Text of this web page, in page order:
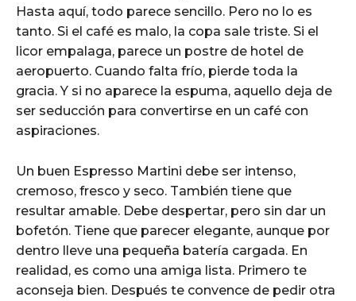
Hasta aquí, todo parece sencillo. Pero no lo es
tanto. Si el café es malo, la copa sale triste. Si el
licor empalaga, parece un postre de hotel de
aeropuerto. Cuando falta frío, pierde toda la
gracia. Y si no aparece la espuma, aquello deja de
ser seducción para convertirse en un café con
aspiraciones.
Un buen Espresso Martini debe ser intenso,
cremoso, fresco y seco. También tiene que
resultar amable. Debe despertar, pero sin dar un
bofetón. Tiene que parecer elegante, aunque por
dentro lleve una pequeña batería cargada. En
realidad, es como una amiga lista. Primero te
aconseja bien. Después te convence de pedir otra